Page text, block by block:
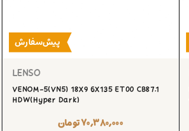
پیش‌سفارش
LENSO
VENOM-5(VN5) 18X9 6X135 ET00 CB87.1
HDW(Hyper Dark)
۷۰,۳۸۰,۰۰۰تومان